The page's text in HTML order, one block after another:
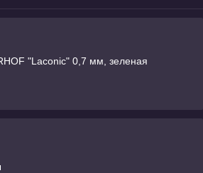
"Laconic" 0,7 мм, зеленая